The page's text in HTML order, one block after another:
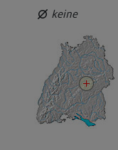
keine